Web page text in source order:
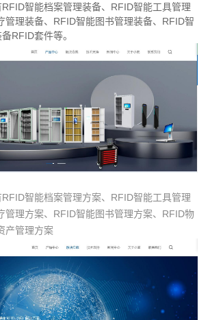
智能档案管理装备、RFID智能工具管理
管理装备、RFID智能图书管理装备、RFID智
RFID套件等。
智能档案管理方案、RFID智能工具管理
管理方案、RFID智能图书管理方案、RFID物
产管理方案